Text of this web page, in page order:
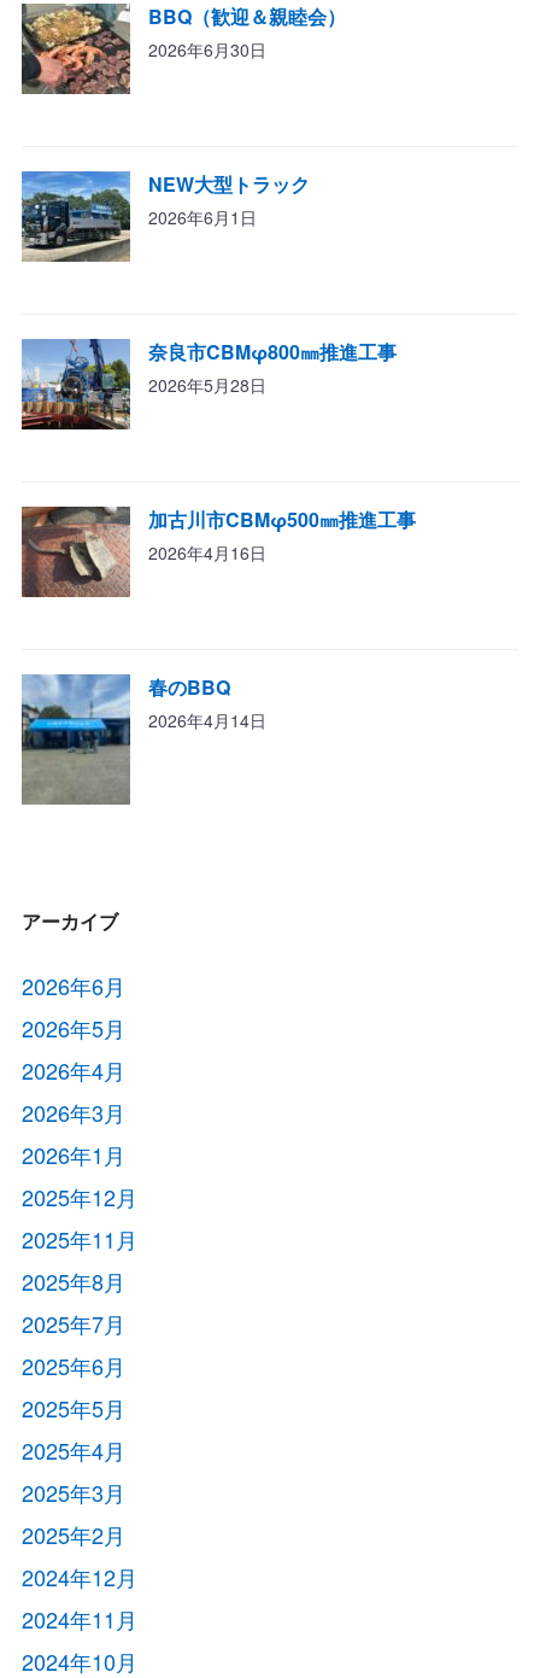
BBQ（歓迎＆親睦会）
2026年6月30日
NEW大型トラック
2026年6月1日
奈良市CBMφ800㎜推進工事
2026年5月28日
加古川市CBMφ500㎜推進工事
2026年4月16日
春のBBQ
2026年4月14日
アーカイブ
2026年6月
2026年5月
2026年4月
2026年3月
2026年1月
2025年12月
2025年11月
2025年8月
2025年7月
2025年6月
2025年5月
2025年4月
2025年3月
2025年2月
2024年12月
2024年11月
2024年10月